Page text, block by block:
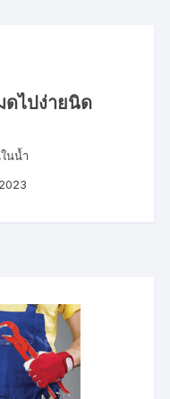
ดไปง่ายนิด
นน้ำ